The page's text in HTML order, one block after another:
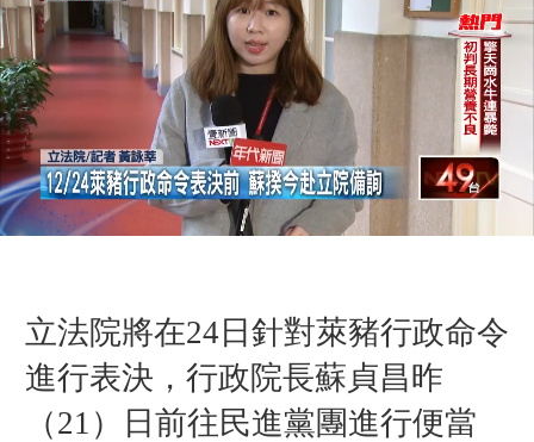
立法院將在24日針對萊豬行政命令
進行表決，行政院長蘇貞昌昨
（21）日前往民進黨團進行便當